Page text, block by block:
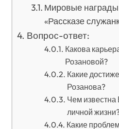
Мировые награды
«Рассказе
Вопрос-ответ:
Какова
Розановой?
Какие
Розанова?
Чем известна
личной
Какие